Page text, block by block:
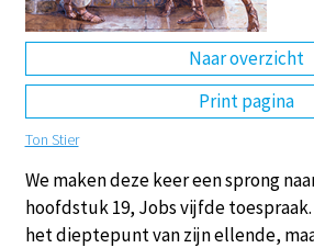
Naar overzicht
Print pagina
Ton Stier
We maken deze keer een sprong
hoofdstuk 19, Jobs vijfde
het dieptepunt van zijn ellende,